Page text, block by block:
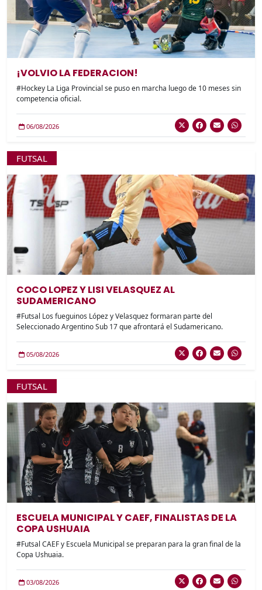
¡VOLVIO LA FEDERACION!
#Hockey La Liga Provincial se puso en marcha luego de 10 meses sin
competencia oficial.
06/08/2026
FUTSAL
COCO LOPEZ Y LISI VELASQUEZ AL
SUDAMERICANO
#Futsal Los fueguinos López y Velasquez formaran parte del
Seleccionado Argentino Sub 17 que afrontará el Sudamericano.
05/08/2026
FUTSAL
ESCUELA MUNICIPAL Y CAEF, FINALISTAS DE LA
COPA USHUAIA
#Futsal CAEF y Escuela Municipal se preparan para la gran final de la
Copa Ushuaia.
03/08/2026